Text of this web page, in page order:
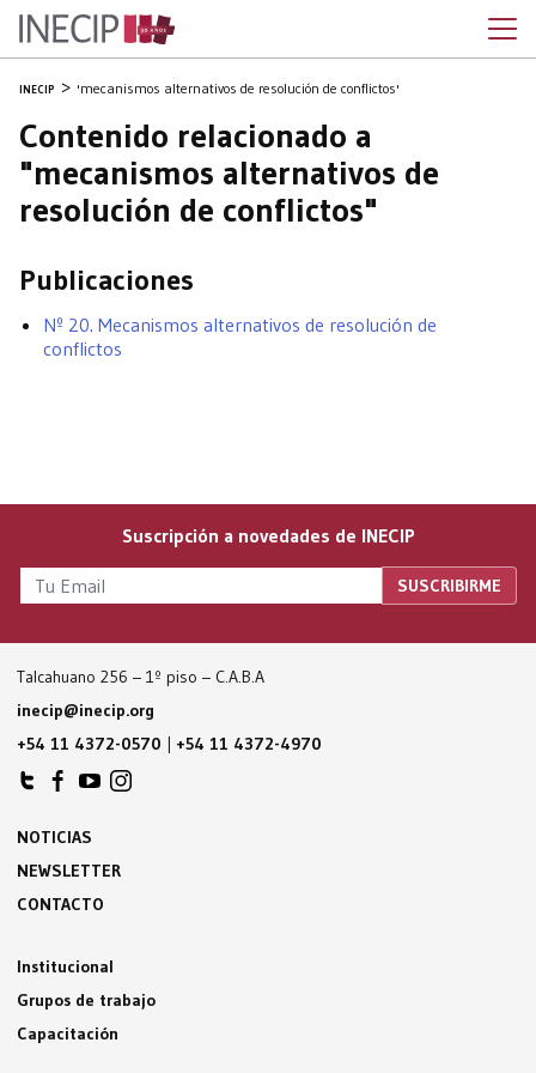
INECIP 'mecanismos alternativos de resolución de conflictos'
Contenido relacionado a
"mecanismos alternativos de
resolución de conflictos"
Publicaciones
Nº 20. Mecanismos alternativos de resolución de
conflictos
Suscripción a novedades de INECIP
Talcahuano 256 – 1º piso – C.A.B.A
inecip@inecip.org
+54 11 4372-0570 | +54 11 4372-4970
NOTICIAS
NEWSLETTER
CONTACTO
Institucional
Grupos de trabajo
Capacitación